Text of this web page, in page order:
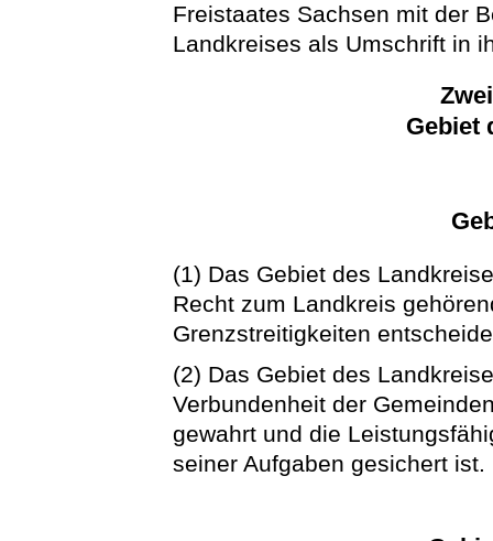
Freistaates Sachsen mit der
Landkreises als Umschrift in
Gebiet
(1) Das Gebiet des
Recht zum Landkreis
Grenzstreitigkeiten
(2) Das Gebiet des
Verbundenheit der
gewahrt und die
seiner Aufgaben gesichert ist.